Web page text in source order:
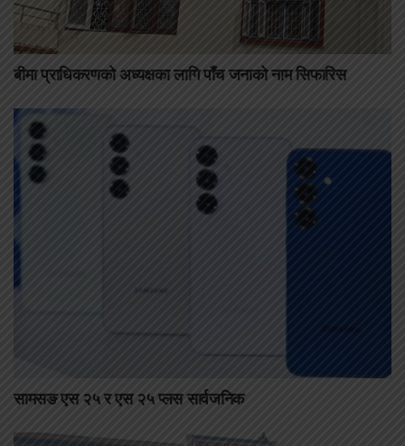
बीमा प्राधिकरणको अध्यक्षका लागि पाँच जनाको नाम सिफारिस
सामसङ एस २५ र एस २५ प्लस सार्वजनिक